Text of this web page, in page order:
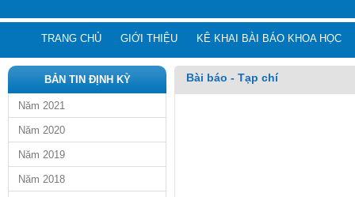
TRANG CHỦ GIỚI THIỆU KÊ KHAI BÀI BÁO KHOA HỌC
BẢN TIN ĐỊNH KỲ
Năm 2021
Năm 2020
Năm 2019
Năm 2018
Bài báo - Tạp chí